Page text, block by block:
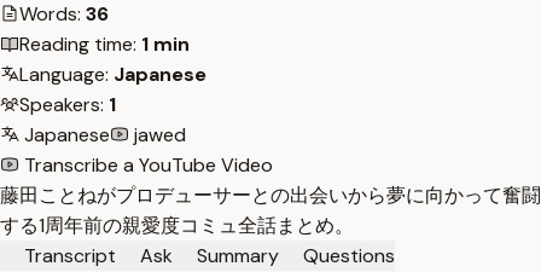
Words: 36
Reading time: 1 min
Language: Japanese
Speakers: 1
Japanese
jawed
Transcribe a YouTube Video
藤田ことねがプロデューサーとの出会いから夢に向かって奮闘
する1周年前の親愛度コミュ全話まとめ。
Transcript
Ask Summary
Questions